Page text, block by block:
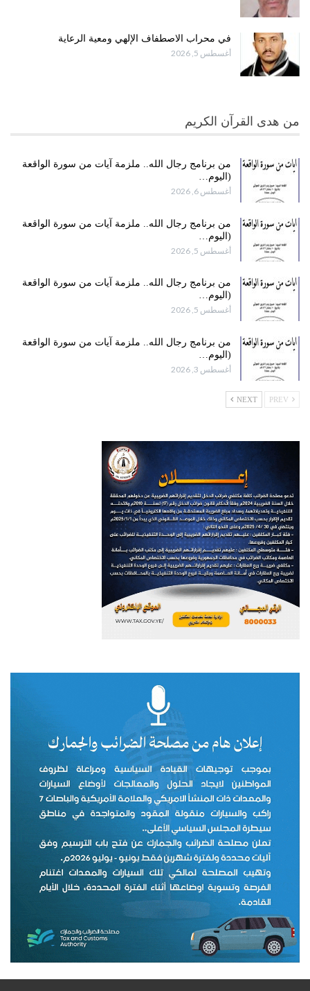
في محراب الاصطفاف الإلهي ومعية الرعاية
أغسطس 5, 2026
من هدى القرآن الكريم
من برنامج رجال الله.. ملزمة آيات من سورة الواقعة
(اليوم…
أغسطس 6, 2026
من برنامج رجال الله.. ملزمة آيات من سورة الواقعة
(اليوم…
أغسطس 5, 2026
من برنامج رجال الله.. ملزمة آيات من سورة الواقعة
(اليوم…
أغسطس 5, 2026
من برنامج رجال الله.. ملزمة آيات من سورة الواقعة
(اليوم…
أغسطس 3, 2026
NEXT